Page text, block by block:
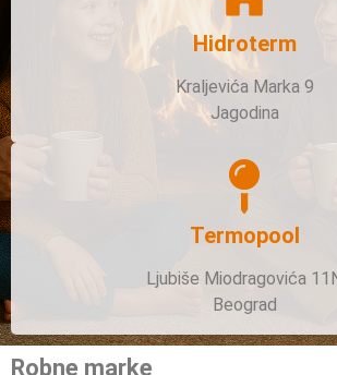
Hidroterm
Kraljevića Marka 9
Jagodina
Termopool
Ljubiše Miodragovića
Beograd
Robne marke